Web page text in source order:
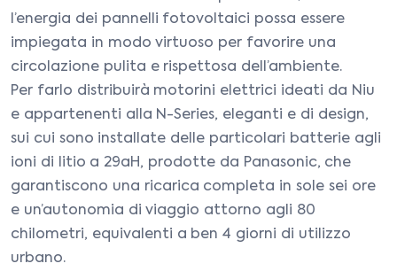
l’energia dei pannelli fotovoltaici possa essere
impiegata in modo virtuoso per favorire una
circolazione pulita e rispettosa dell’ambiente.
Per farlo distribuirà motorini elettrici ideati da Niu
e appartenenti alla N-Series, eleganti e di design,
sui cui sono installate delle particolari batterie agli
ioni di litio a 29aH, prodotte da Panasonic, che
garantiscono una ricarica completa in sole sei ore
e un’autonomia di viaggio attorno agli 80
chilometri, equivalenti a ben 4 giorni di utilizzo
urbano.